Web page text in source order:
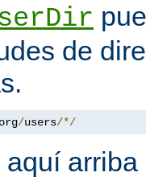
de
org/users/*/